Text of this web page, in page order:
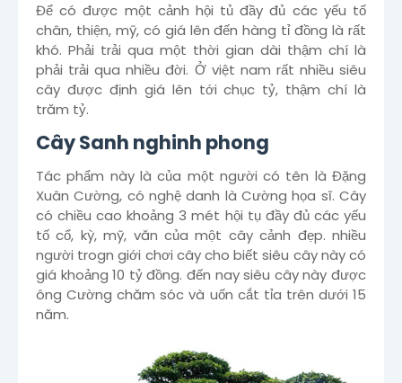
Để có được một cảnh hội tủ đầy đủ các yếu tố
chân, thiện, mỹ, có giá lên đến hàng tỉ đồng là rất
khó. Phải trải qua một thời gian dài thậm chí là
phải trải qua nhiều đời. Ở việt nam rất nhiều siêu
cây được định giá lên tới chục tỷ, thậm chí là
trăm tỷ.
Cây Sanh nghinh phong
Tác phẩm này là của một người có tên là Đặng
Xuân Cường, có nghệ danh là Cường họa sĩ. Cây
có chiều cao khoảng 3 mét hội tụ đầy đủ các yếu
tố cổ, kỳ, mỹ, văn của một cây cảnh đẹp. nhiều
người trogn giới chơi cây cho biết siêu cây này có
giá khoảng 10 tỷ đồng. đến nay siêu cây này được
ông Cường chăm sóc và uốn cắt tỉa trên dưới 15
năm.